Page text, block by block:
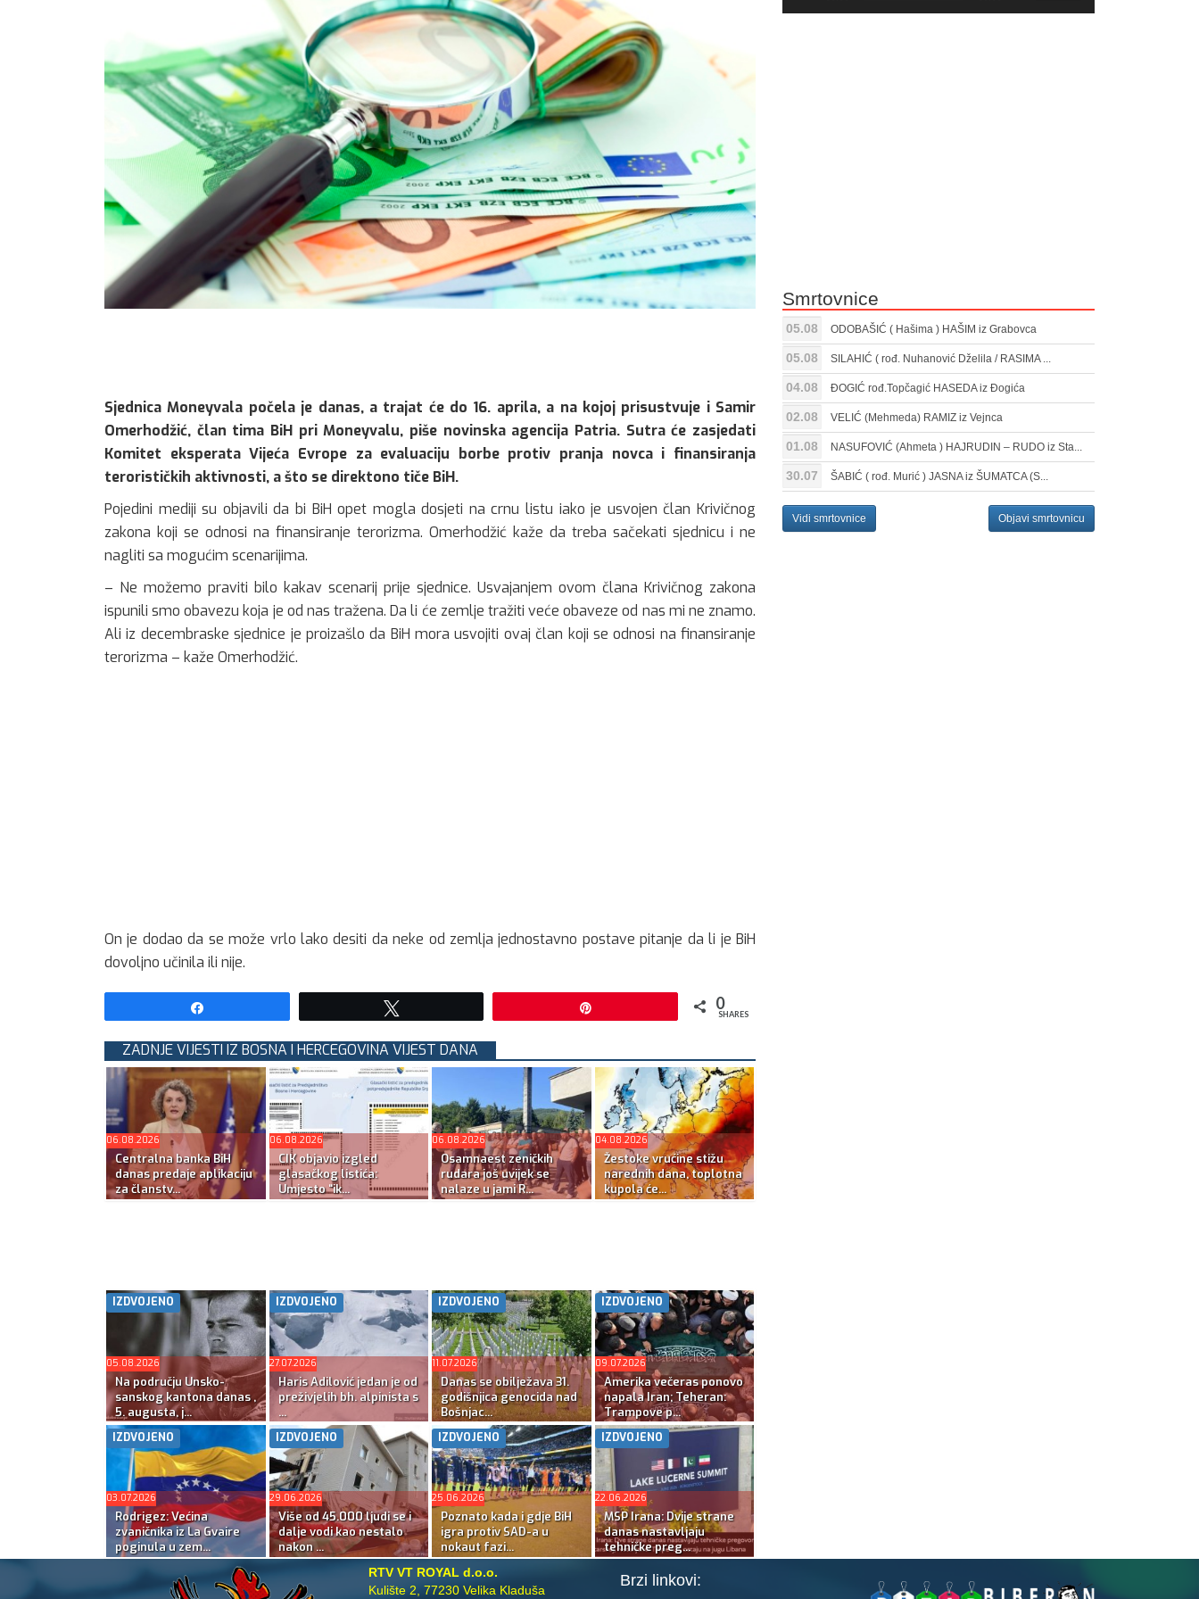
Sjednica Moneyvala počela je danas, a trajat će do 16. aprila, a na kojoj prisustvuje i Samir
Omerhodžić, član tima BiH pri Moneyvalu, piše novinska agencija Patria. Sutra će zasjedati
Komitet eksperata Vijeća Evrope za evaluaciju borbe protiv pranja novca i finansiranja
terorističkih aktivnosti, a što se direktono tiče BiH.
Pojedini mediji su objavili da bi BiH opet mogla dosjeti na crnu listu iako je usvojen član Krivičnog
zakona koji se odnosi na finansiranje terorizma. Omerhodžić kaže da treba sačekati sjednicu i ne
nagliti sa mogućim scenarijima.
– Ne možemo praviti bilo kakav scenarij prije sjednice. Usvajanjem ovom člana Krivičnog zakona
ispunili smo obavezu koja je od nas tražena. Da li će zemlje tražiti veće obaveze od nas mi ne znamo.
Ali iz decembraske sjednice je proizašlo da BiH mora usvojiti ovaj član koji se odnosi na finansiranje
terorizma – kaže Omerhodžić.
On je dodao da se može vrlo lako desiti da neke od zemlja jednostavno postave pitanje da li je BiH
dovoljno učinila ili nije.
0
SHARES
ZADNJE VIJESTI IZ BOSNA I HERCEGOVINA VIJEST DANA
06.08.2026
Centralna banka BiH
danas predaje aplikaciju
za članstv...
06.08.2026
CIK objavio izgled
glasačkog listića:
Umjesto “ik...
06.08.2026
Osamnaest zeničkih
rudara još uvijek se
nalaze u jami R...
04.08.2026
Žestoke vrućine stižu
narednih dana, toplotna
kupola će...
IZDVOJENO
05.08.2026
Na području Unsko-
sanskog kantona danas ,
5. augusta, j...
IZDVOJENO
27.07.2026
Haris Adilović jedan je od
preživjelih bh. alpinista s
...
IZDVOJENO
11.07.2026
Danas se obilježava 31.
godišnjica genocida nad
Bošnjac...
IZDVOJENO
09.07.2026
Amerika večeras ponovo
napala Iran; Teheran:
Trampove p...
IZDVOJENO
03.07.2026
Rodrigez: Većina
zvaničnika iz La Gvaire
poginula u zem...
IZDVOJENO
29.06.2026
Više od 45.000 ljudi se i
dalje vodi kao nestalo
nakon ...
IZDVOJENO
25.06.2026
Poznato kada i gdje BiH
igra protiv SAD-a u
nokaut fazi...
IZDVOJENO
22.06.2026
MSP Irana: Dvije strane
danas nastavljaju
tehničke preg...
Gore/Dole
Smrtovnice
05.08 ODOBAŠIĆ ( Hašima ) HAŠIM iz Grabovca
05.08 SILAHIĆ ( rođ. Nuhanović Dželila / RASIMA ...
04.08 ĐOGIĆ rođ.Topčagić HASEDA iz Đogića
02.08 VELIĆ (Mehmeda) RAMIZ iz Vejnca
01.08 NASUFOVIĆ (Ahmeta ) HAJRUDIN – RUDO iz Sta...
30.07 ŠABIĆ ( rođ. Murić ) JASNA iz ŠUMATCA (S...
Vidi smrtovnice Objavi smrtovnicu
RTV VT ROYAL d.o.o.
Kulište 2, 77230 Velika Kladuša
Brzi linkovi: